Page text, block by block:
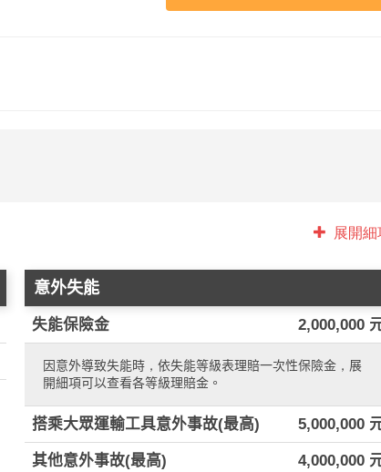
展開細
意外失能
失能保險金 2,000,000
因意外導致失能時，依失能等級表理賠一次性保險金，展
開細項可以查看各等級理賠金。
搭乘大眾運輸工具意外事故(最高) 5,000,000
其他意外事故(最高) 4,000,000